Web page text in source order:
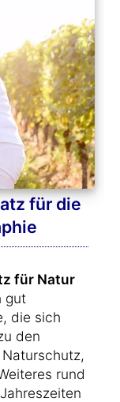
für die
für Natur
gut
die sich
den
rund